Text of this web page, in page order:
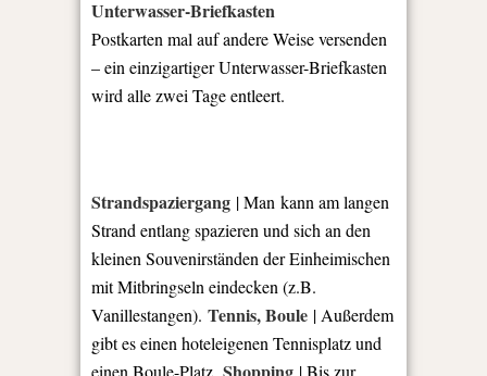
Unterwasser-Briefkasten
Postkarten mal auf andere Weise versenden
– ein einzigartiger Unterwasser-Briefkasten
wird alle zwei Tage entleert.
Strandspaziergang | Man kann am langen
Strand entlang spazieren und sich an den
kleinen Souvenirständen der Einheimischen
mit Mitbringseln eindecken (z.B.
Vanillestangen). Tennis, Boule | Außerdem
gibt es einen hoteleigenen Tennisplatz und
einen Boule-Platz.
| Bis zur